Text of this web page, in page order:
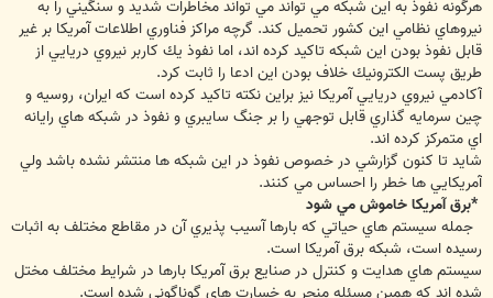
هرگونه نفوذ به اين شبكه مي تواند مي تواند مخاطرات شديد و سنگيني را به
نيروهاي نظامي اين كشور تحميل كند. گرچه مراكز فناوري اطلاعات آمريكا بر غير
قابل نفوذ بودن اين شبكه تاكيد كرده اند، اما نفوذ يك كاربر نيروي دريايي از
طريق پست الكترونيك خلاف بودن اين ادعا را ثابت كرد.
آكادمي نيروي دريايي آمريكا نيز براين نكته تاكيد كرده است كه ايران، روسيه و
چين سرمايه گذاري قابل توجهي را بر جنگ سايبري و نفوذ در شبكه هاي رايانه
اي متمركز كرده اند.
شايد تا كنون گزارشي در خصوص نفوذ در اين شبكه ها منتشر نشده باشد ولي
آمريكايي ها خطر را احساس مي كنند.
*برق آمريكا خاموش مي شود
جمله سيستم هاي حياتي كه بارها آسيب پذيري آن در مقاطع مختلف به اثبات
رسيده است، شبكه برق آمريكا است.
سيستم هاي هدايت و كنترل در صنايع برق آمريكا بارها در شرايط مختلف مختل
شده اند كه همين مسئله منجر به خسارت هاي گوناگوني شده است.